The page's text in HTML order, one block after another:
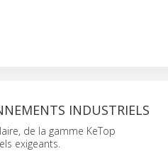
INDUSTRIELS
de la gamme KeTop
exigeants.